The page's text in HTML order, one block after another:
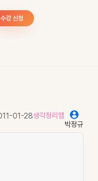
수강 신청
01-28생각정리맵
박정규